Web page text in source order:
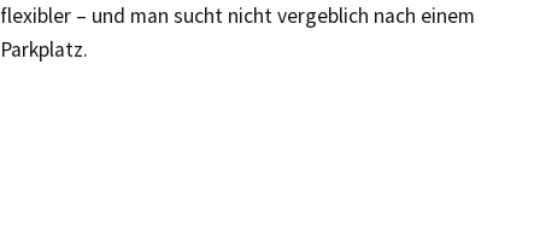
flexibler – und man sucht nicht vergeblich nach einem
Parkplatz.